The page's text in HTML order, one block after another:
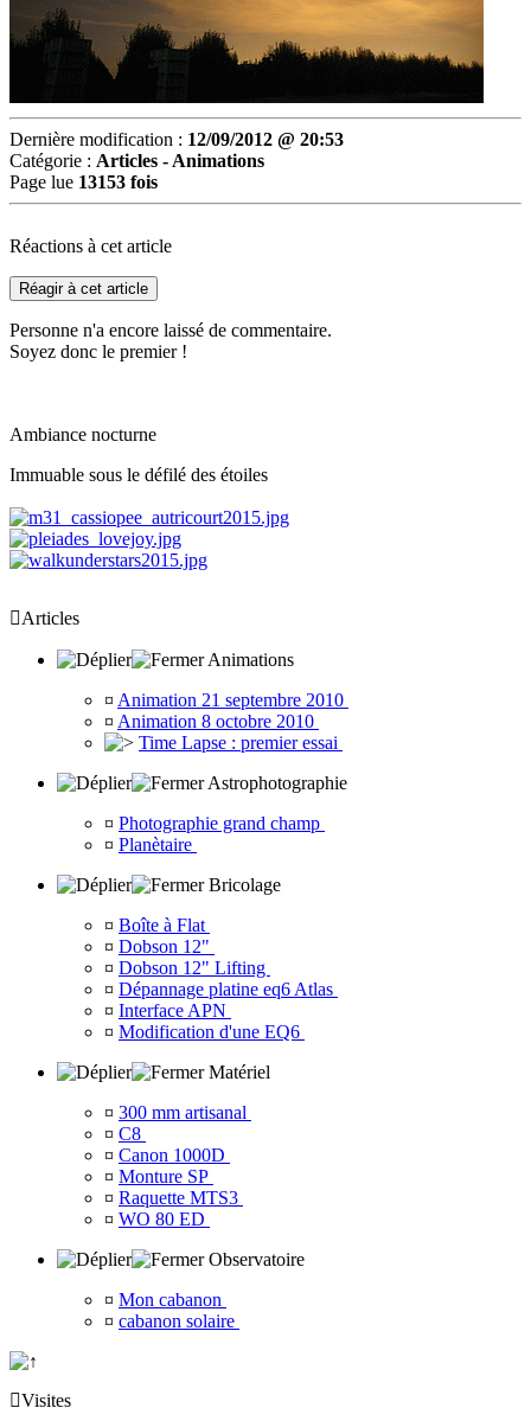
Dernière modification : 12/09/2012 @ 20:53
Catégorie : Articles - Animations
Page lue 13153 fois
Réactions à cet article
Réagir à cet article
Personne n'a encore laissé de commentaire.
Soyez donc le premier !
Ambiance nocturne
Immuable sous le défilé des étoiles
Articles
Animations
¤ Animation 21 septembre 2010
¤ Animation 8 octobre 2010
Time Lapse : premier essai
Astrophotographie
¤ Photographie grand champ
¤ Planètaire
Bricolage
¤ Boîte à Flat
¤ Dobson 12"
¤ Dobson 12" Lifting
¤ Dépannage platine eq6 Atlas
¤ Interface APN
¤ Modification d'une EQ6
Matériel
¤ 300 mm artisanal
¤ C8
¤ Canon 1000D
¤ Monture SP
¤ Raquette MTS3
¤ WO 80 ED
Observatoire
¤ Mon cabanon
¤ cabanon solaire
Visites